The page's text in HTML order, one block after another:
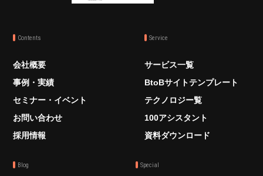
Contents
会社概要
事例・実績
セミナー・イベント
お問い合わせ
採用情報
Service
サービス一覧
BtoBサイトテンプレート
テクノロジー覧
100アシスタント
資料ダウンロード
Blog Special